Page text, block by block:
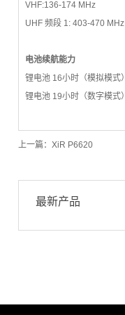
VHF:136-174 MHz
UHF 频段 1: 403-470 MHz
电池续航能力
锂电池 16小时（模拟模式）
锂电池 19小时（数字模式）
上一篇： XiR P6620
最新产品